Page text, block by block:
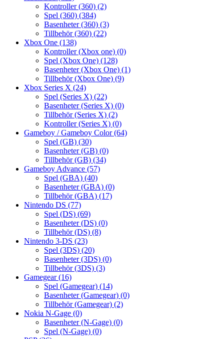
Kontroller (360) (2)
Spel (360) (384)
Basenheter (360) (3)
Tillbehör (360) (22)
Xbox One (138)
Kontroller (Xbox one) (0)
Spel (Xbox One) (128)
Basenheter (Xbox One) (1)
Tillbehör (Xbox One) (9)
Xbox Series X (24)
Spel (Series X) (22)
Basenheter (Series X) (0)
Tillbehör (Series X) (2)
Kontroller (Series X) (0)
Gameboy / Gameboy Color(64)
Spel (GB) (30)
Basenheter (GB) (0)
Tillbehör (GB) (34)
Gameboy Advance (57)
Spel (GBA) (40)
Basenheter (GBA) (0)
Tillbehör (GBA) (17)
Nintendo DS (77)
Spel (DS) (69)
Basenheter (DS) (0)
Tillbehör (DS) (8)
Nintendo 3-DS (23)
Spel (3DS) (20)
Basenheter (3DS) (0)
Tillbehör (3DS) (3)
Gamegear(16)
Spel (Gamegear) (14)
Basenheter (Gamegear) (0)
Tillbehör (Gamegear) (2)
Nokia N-Gage (0)
Basenheter (N-Gage) (0)
Spel (N-Gage) (0)